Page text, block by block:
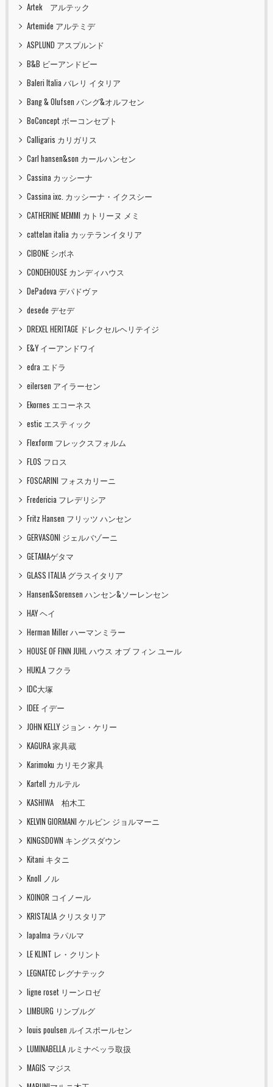
Artek アルテック
Artemide アルテミデ
ASPLUND アスプルンド
B&B ビーアンドビー
Baleri Italia バレリ イタリア
Bang & Olufsen バング&オルフセン
BoConcept ボーコンセプト
Calligaris カリガリス
Carl hansen&son カールハンセン
Cassina カッシーナ
Cassina ixc. カッシーナ・イクスシー
CATHERINE MEMMI カトリーヌ メミ
cattelan italia カッテランイタリア
CIBONE シボネ
CONDEHOUSE カンディハウス
DePadova デパドヴァ
desede デセデ
DREXEL HERITAGE ドレクセルヘリテイジ
E&Y イーアンドワイ
edra エドラ
eilersen アイラーセン
Ekornes エコーネス
estic エスティック
Flexform フレックスフォルム
FLOS フロス
FOSCARINI フォスカリーニ
Fredericia フレデリシア
Fritz Hansen フリッツ ハンセン
GERVASONI ジェルバゾーニ
GETAMAゲタマ
GLASS ITALIA グラスイタリア
Hansen&Sorensen ハンセン&ソーレンセン
HAY ヘイ
Herman Miller ハーマンミラー
HOUSE OF FINN JUHL ハウス オブ フィン ユール
HUKLA フクラ
IDC大塚
IDEE イデー
JOHN KELLY ジョン・ケリー
KAGURA 家具蔵
Karimoku カリモク家具
Kartell カルテル
KASHIWA 柏木工
KELVIN GIORMANI ケルビン ジョルマーニ
KINGSDOWN キングスダウン
Kitani キタニ
Knoll ノル
KOINOR コイノール
KRISTALIA クリスタリア
lapalma ラパルマ
LE KLINT レ・クリント
LEGNATEC レグナテック
ligne roset リーンロゼ
LIMBURG リンブルグ
louis poulsen ルイスポールセン
LUMINABELLA ルミナベッラ取扱
MAGIS マジス